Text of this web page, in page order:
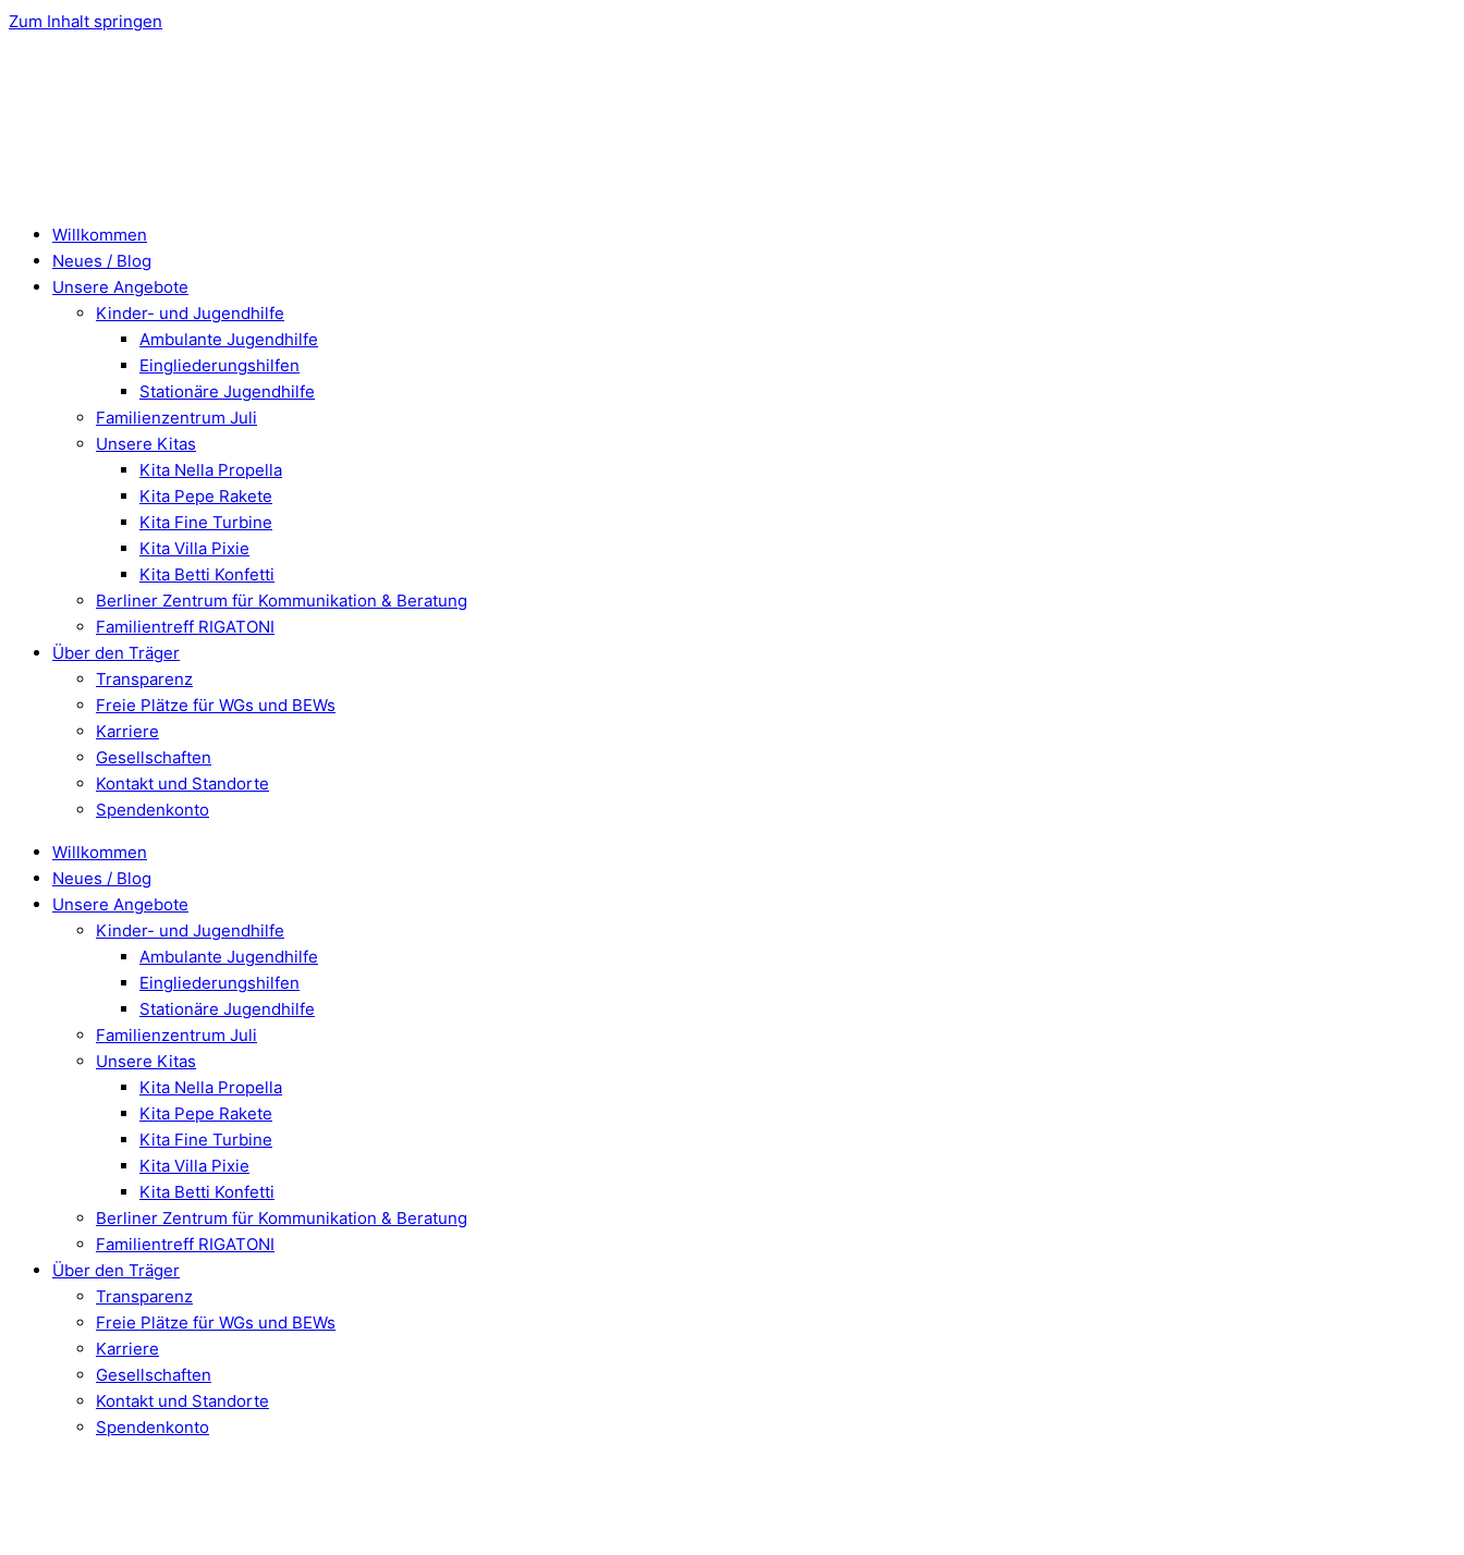
Zum Inhalt springen
Willkommen
Neues / Blog
Unsere Angebote
Kinder- und Jugendhilfe
Ambulante Jugendhilfe
Eingliederungshilfen
Stationäre Jugendhilfe
Familienzentrum Juli
Unsere Kitas
Kita Nella Propella
Kita Pepe Rakete
Kita Fine Turbine
Kita Villa Pixie
Kita Betti Konfetti
Berliner Zentrum für Kommunikation & Beratung
Familientreff RIGATONI
Über den Träger
Transparenz
Freie Plätze für WGs und BEWs
Karriere
Gesellschaften
Kontakt und Standorte
Spendenkonto
Willkommen
Neues / Blog
Unsere Angebote
Kinder- und Jugendhilfe
Ambulante Jugendhilfe
Eingliederungshilfen
Stationäre Jugendhilfe
Familienzentrum Juli
Unsere Kitas
Kita Nella Propella
Kita Pepe Rakete
Kita Fine Turbine
Kita Villa Pixie
Kita Betti Konfetti
Berliner Zentrum für Kommunikation & Beratung
Familientreff RIGATONI
Über den Träger
Transparenz
Freie Plätze für WGs und BEWs
Karriere
Gesellschaften
Kontakt und Standorte
Spendenkonto